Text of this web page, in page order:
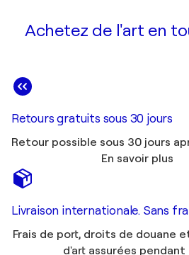
Achetez de l'art en
Retours gratuits sous 30 jours
Retour possible sous 30 jours
En savoir plus
Livraison internationale. Sans
Frais de port, droits de douane
d'art assurées